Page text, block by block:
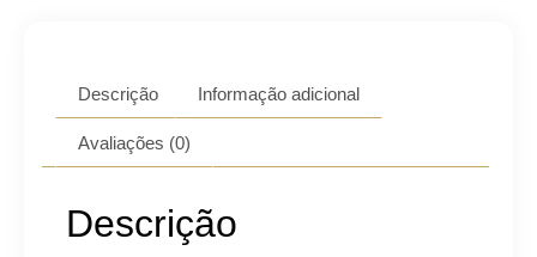
Descrição Informação adicional
Avaliações (0)
Descrição